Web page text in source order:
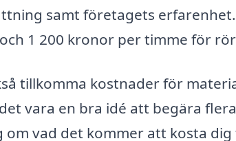
samt företagets
1 200 kronor per timme för
tillkomma kostnader för
vara en bra idé att begära
vad det kommer att kosta